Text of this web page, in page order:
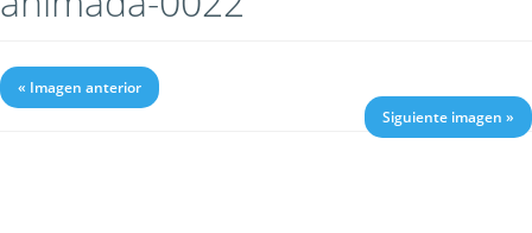
« Imagen anterior
Siguiente imagen »